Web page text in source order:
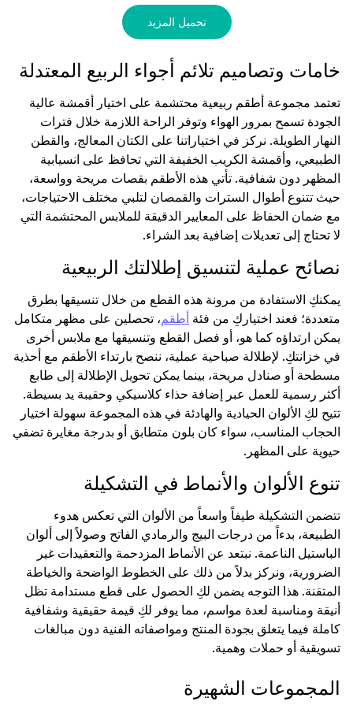
تحميل المزيد
خامات وتصاميم تلائم أجواء الربيع المعتدلة
تعتمد مجموعة أطقم ربيعية محتشمة على اختيار أقمشة عالية
الجودة تسمح بمرور الهواء وتوفر الراحة اللازمة خلال فترات
النهار الطويلة. نركز في اختياراتنا على الكتان المعالج، والقطن
الطبيعي، وأقمشة الكريب الخفيفة التي تحافظ على انسيابية
المظهر دون شفافية. تأتي هذه الأطقم بقصات مريحة وواسعة،
حيث تتنوع أطوال السترات والقمصان لتلبي مختلف الاحتياجات،
مع ضمان الحفاظ على المعايير الدقيقة للملابس المحتشمة التي
لا تحتاج إلى تعديلات إضافية بعد الشراء.
نصائح عملية لتنسيق إطلالتك الربيعية
يمكنكِ الاستفادة من مرونة هذه القطع من خلال تنسيقها بطرق
متعددة؛ فعند اختياركِ من فئة أطقم، تحصلين على مظهر متكامل
يمكن ارتداؤه كما هو، أو فصل القطع وتنسيقها مع ملابس أخرى
في خزانتكِ. لإطلالة صباحية عملية، ننصح بارتداء الأطقم مع أحذية
مسطحة أو صنادل مريحة، بينما يمكن تحويل الإطلالة إلى طابع
أكثر رسمية للعمل عبر إضافة حذاء كلاسيكي وحقيبة يد بسيطة.
تتيح لكِ الألوان الحيادية والهادئة في هذه المجموعة سهولة اختيار
الحجاب المناسب، سواء كان بلون متطابق أو بدرجة مغايرة تضفي
حيوية على المظهر.
تنوع الألوان والأنماط في التشكيلة
تتضمن التشكيلة طيفاً واسعاً من الألوان التي تعكس هدوء
الطبيعة، بدءاً من درجات البيج والرمادي الفاتح وصولاً إلى ألوان
الباستيل الناعمة. نبتعد عن الأنماط المزدحمة والتعقيدات غير
الضرورية، ونركز بدلاً من ذلك على الخطوط الواضحة والخياطة
المتقنة. هذا التوجه يضمن لكِ الحصول على قطع مستدامة تظل
أنيقة ومناسبة لعدة مواسم، مما يوفر لكِ قيمة حقيقية وشفافية
كاملة فيما يتعلق بجودة المنتج ومواصفاته الفنية دون مبالغات
تسويقية أو حملات وهمية.
المجموعات الشهيرة